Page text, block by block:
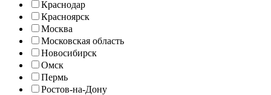
Краснодар
Красноярск
Москва
Московская область
Новосибирск
Омск
Пермь
Ростов-на-Дону